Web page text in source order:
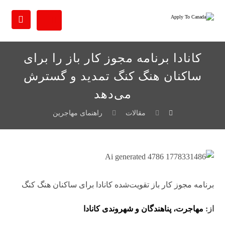
کانادا برنامه مجوز کار باز را برای
ساکنان هنگ کنگ تمدید و گسترش
می‌دهد
مقالات راهنمای مهاجرین
برنامه مجوز کار باز تقویت‌شده کانادا برای ساکنان هنگ کنگ
از: مهاجرت، پناهندگان و شهروندی کانادا